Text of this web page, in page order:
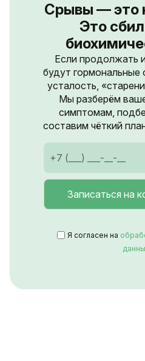
Срывы — это
Это
Если продолжать
будут гормональные
усталость,
Мы разберём
симптомам,
составим чёткий
Я согласен на